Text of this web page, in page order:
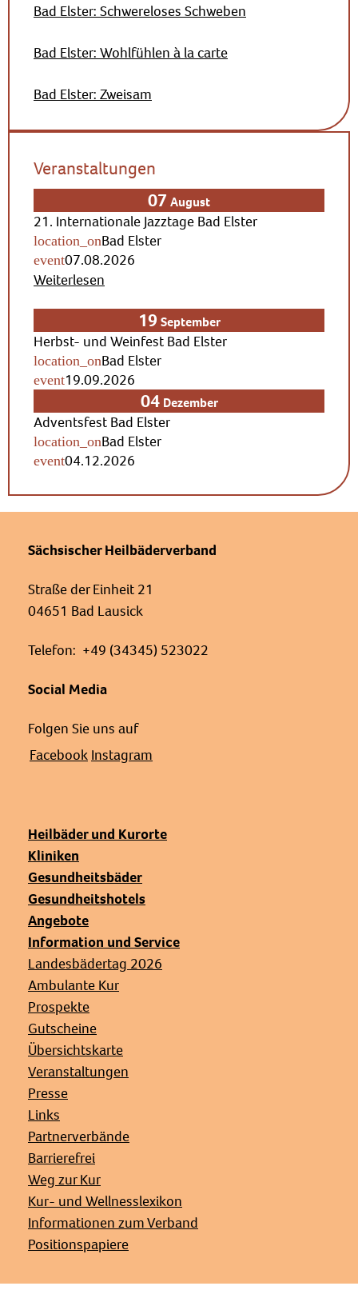
Bad Elster: Schwereloses Schweben
Bad Elster: Wohlfühlen à la carte
Bad Elster: Zweisam
Veranstaltungen
07 August
21. Internationale Jazztage Bad Elster
Bad Elster
07.08.2026
Weiterlesen
19 September
Herbst- und Weinfest Bad Elster
Bad Elster
19.09.2026
04 Dezember
Adventsfest Bad Elster
Bad Elster
04.12.2026
Sächsischer Heilbäderverband
Straße der Einheit 21
04651 Bad Lausick
Telefon: +49 (34345) 523022
Social Media
Folgen Sie uns auf
Facebook Instagram
Heilbäder und Kurorte
Kliniken
Gesundheitsbäder
Gesundheitshotels
Angebote
Information und Service
Landesbädertag 2026
Ambulante Kur
Prospekte
Gutscheine
Übersichtskarte
Veranstaltungen
Presse
Links
Partnerverbände
Barrierefrei
Weg zur Kur
Kur- und Wellnesslexikon
Informationen zum Verband
Positionspapiere